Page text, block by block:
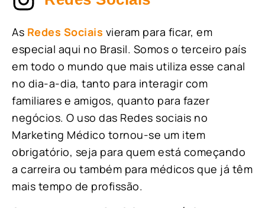
As Redes Sociais vieram para ficar, em
especial aqui no Brasil. Somos o terceiro país
em todo o mundo que mais utiliza esse canal
no dia-a-dia, tanto para interagir com
familiares e amigos, quanto para fazer
negócios. O uso das Redes sociais no
Marketing Médico tornou-se um item
obrigatório, seja para quem está começando
a carreira ou também para médicos que já têm
mais tempo de profissão.